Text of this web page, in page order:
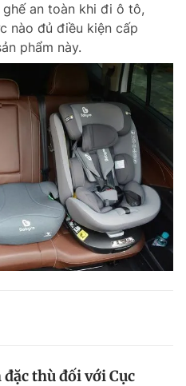
an toàn khi đi ô tô,
nào đủ điều kiện cấp
phẩm này.
thù đối với Cục